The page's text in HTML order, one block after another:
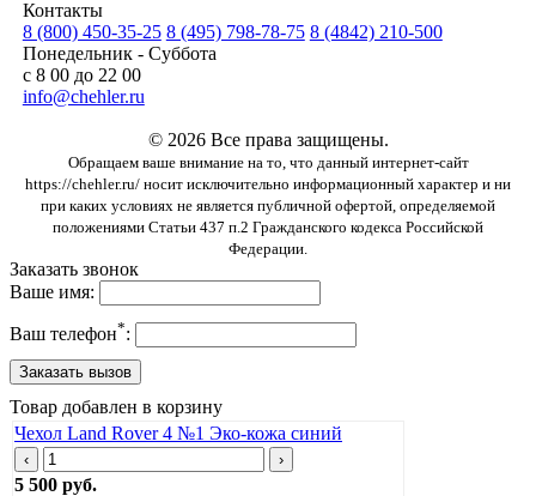
Контакты
8 (800) 450-35-25 8 (495) 798-78-75 8 (4842) 210-500
Понедельник - Суббота
с 8 00 до 22 00
info@chehler.ru
© 2026 Все права защищены.
Обращаем ваше внимание на то, что данный интернет-сайт
https://chehler.ru/ носит исключительно информационный характер и ни
при каких условиях не является публичной офертой, определяемой
положениями Статьи 437 п.2 Гражданского кодекса Российской
Федерации.
Заказать звонок
Ваше имя:
Ваш телефон*:
Товар добавлен в корзину
Чехол Land Rover 4 №1 Эко-кожа синий
‹ ›
5 500 руб.